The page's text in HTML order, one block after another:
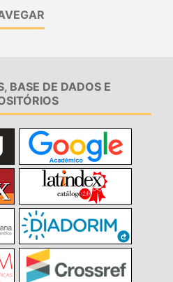
BASE DE DADOS E